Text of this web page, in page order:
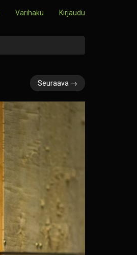
Värihaku Kirjaudu
Seuraava →